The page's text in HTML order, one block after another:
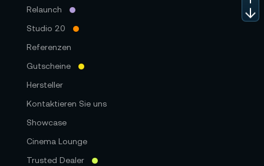
Relaunch
Studio 2.0
Referenzen
Gutscheine
Hersteller
Kontaktieren Sie uns
Showcase
Cinema Lounge
Trusted Dealer